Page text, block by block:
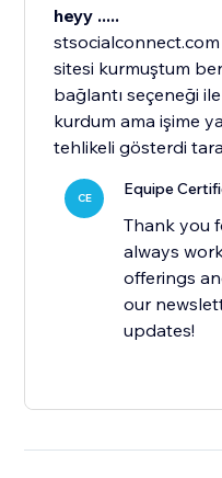
heyy .....
stsocialconnect.com
sitesi kurmuştum
bağlantı seçeneği
kurdum ama işime
tehlikeli gösterdi
CE Equipe
Thank you
always
offerings
our
updates!